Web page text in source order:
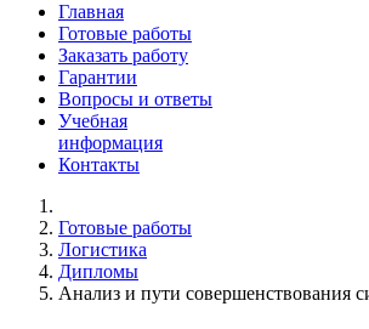
Главная
Готовые работы
Заказать работу
Гарантии
Вопросы и ответы
Учебная
информация
Контакты
Готовые работы
Логистика
Дипломы
Анализ и пути совершенствования